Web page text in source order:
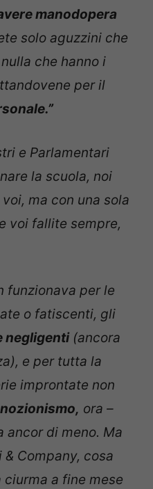
manodopera
solo aguzzini che
che hanno i
per il
e Parlamentari
la scuola, noi
ma con una sola
voi fallite sempre,
funzionava per le
o fatiscenti, gli
negligenti(ancora
e per tutta la
improntate non
nozionismo, ora –
ancor di meno. Ma
Company, cosa
ciurma a fine mese